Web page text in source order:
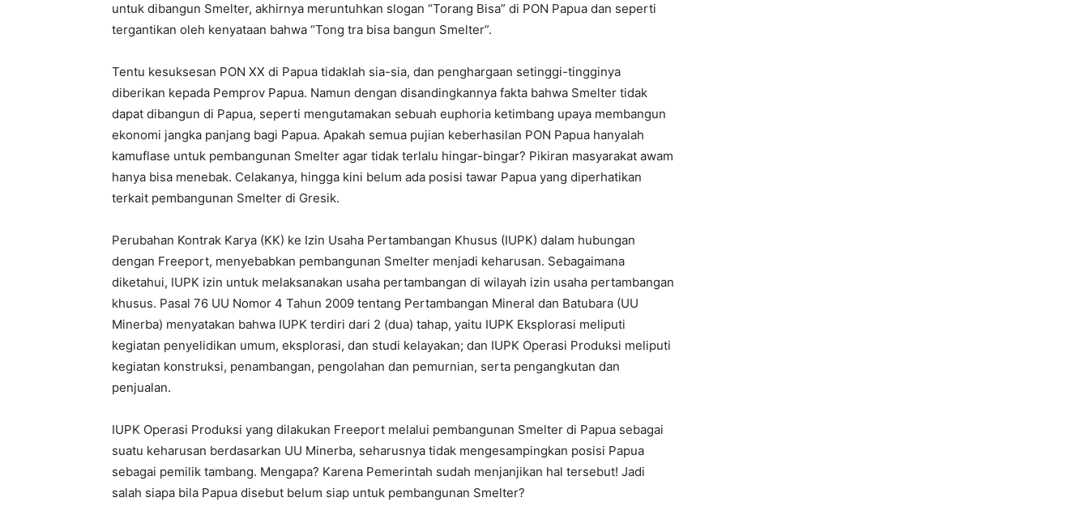
untuk dibangun Smelter, akhirnya meruntuhkan slogan “Torang Bisa” di PON Papua dan seperti
tergantikan oleh kenyataan bahwa “Tong tra bisa bangun Smelter”.
Tentu kesuksesan PON XX di Papua tidaklah sia-sia, dan penghargaan setinggi-tingginya
diberikan kepada Pemprov Papua. Namun dengan disandingkannya fakta bahwa Smelter tidak
dapat dibangun di Papua, seperti mengutamakan sebuah euphoria ketimbang upaya membangun
ekonomi jangka panjang bagi Papua. Apakah semua pujian keberhasilan PON Papua hanyalah
kamuflase untuk pembangunan Smelter agar tidak terlalu hingar-bingar? Pikiran masyarakat awam
hanya bisa menebak. Celakanya, hingga kini belum ada posisi tawar Papua yang diperhatikan
terkait pembangunan Smelter di Gresik.
Perubahan Kontrak Karya (KK) ke Izin Usaha Pertambangan Khusus (IUPK) dalam hubungan
dengan Freeport, menyebabkan pembangunan Smelter menjadi keharusan. Sebagaimana
diketahui, IUPK izin untuk melaksanakan usaha pertambangan di wilayah izin usaha pertambangan
khusus. Pasal 76 UU Nomor 4 Tahun 2009 tentang Pertambangan Mineral dan Batubara (UU
Minerba) menyatakan bahwa IUPK terdiri dari 2 (dua) tahap, yaitu IUPK Eksplorasi meliputi
kegiatan penyelidikan umum, eksplorasi, dan studi kelayakan; dan IUPK Operasi Produksi meliputi
kegiatan konstruksi, penambangan, pengolahan dan pemurnian, serta pengangkutan dan
penjualan.
IUPK Operasi Produksi yang dilakukan Freeport melalui pembangunan Smelter di Papua sebagai
suatu keharusan berdasarkan UU Minerba, seharusnya tidak mengesampingkan posisi Papua
sebagai pemilik tambang. Mengapa? Karena Pemerintah sudah menjanjikan hal tersebut! Jadi
salah siapa bila Papua disebut belum siap untuk pembangunan Smelter?